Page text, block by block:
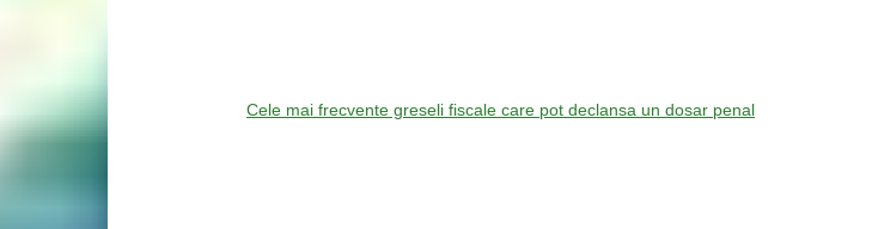
Cele mai frecvente greseli fiscale care pot declansa un dosar penal